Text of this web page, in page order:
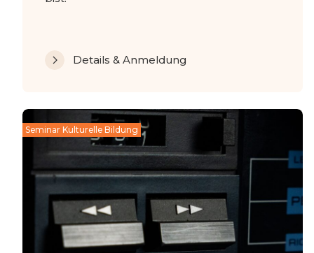
Details & Anmeldung
Seminar Kulturelle Bildung